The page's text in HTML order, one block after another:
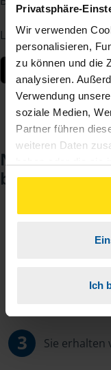
Privatsphäre-
Wir verwenden
personalisieren,
zu können und die
analysieren.
Verwendung
soziale Medien,
Partner führen
weiteren Daten
gesammelt haben.
können Sie der
unserer
Ich
Laden Sie die App
Noch keinen
beantragen
Sie
3 Sie erhalten